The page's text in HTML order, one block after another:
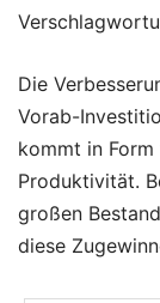
Die
Vorab-
kommt in
Produktivität.
großen
diese